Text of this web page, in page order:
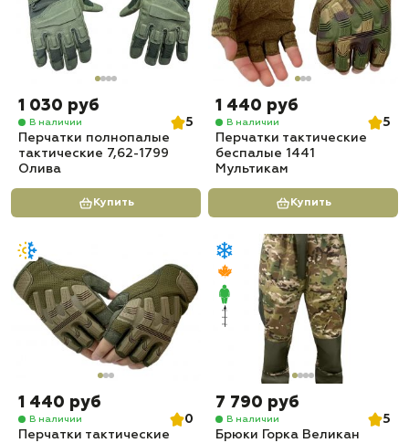
1 030 руб
В наличии
5
Перчатки полнопалые
тактические 7,62-1799
Олива
Купить
1 440 руб
В наличии
5
Перчатки тактические
беспалые 1441
Мультикам
Купить
1 440 руб
В наличии
0
Перчатки тактические
7 790 руб
В наличии
5
Брюки Горка Великан